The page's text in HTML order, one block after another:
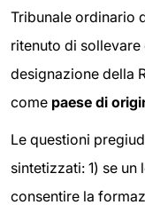
Tribunale ordinario
ritenuto di
designazione della
come paese di
Le questioni
sintetizzati: 1) se
consentire la